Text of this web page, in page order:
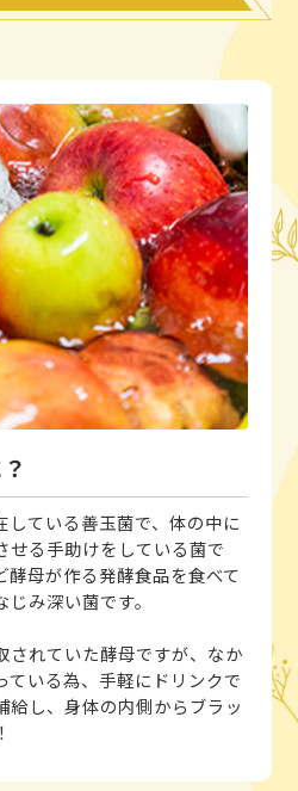
している善玉菌で、体の中に
せる手助けをしている菌で
酵母が作る発酵食品を食べて
み深い菌です。
されていた酵母ですが、なか
ている為、手軽にドリンクで
給し、身体の内側からブラッ